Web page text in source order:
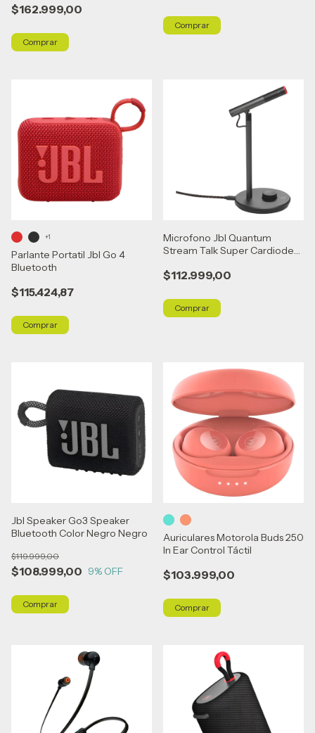
$162.999,00
Comprar
Parlante Portatil Jbl Go 4
Bluetooth
$115.424,87
+1
Comprar
Microfono Jbl Quantum
Stream Talk Super Cardiode
$112.999,00
Jbl Speaker Go3 Speaker
Bluetooth Color Negro Negro
$108.999,00
$119.999,00
9% OFF
Auriculares Motorola Buds 250
In Ear Control Táctil
$103.999,00
Comprar